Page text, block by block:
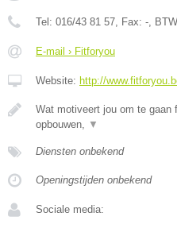
Tel: 016/43 81 57, Fax: -,
E-mail › Fitforyou
Website: http://
Wat motiveert jou om te gaan
opbouwen, ▼
Diensten onbekend
Openingstijden onbekend
Sociale media: